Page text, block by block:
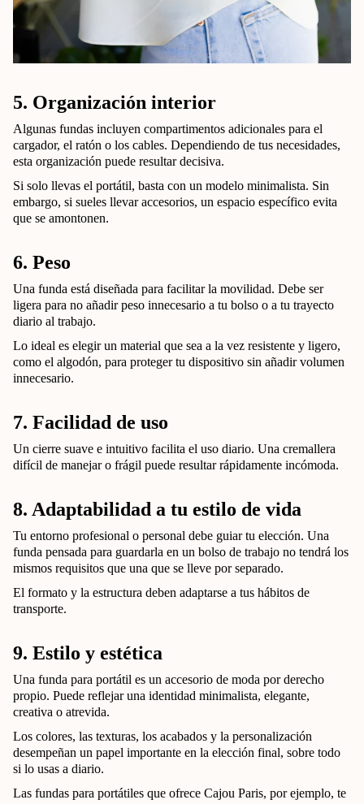
5. Organización interior
Algunas fundas incluyen compartimentos adicionales para el
cargador, el ratón o los cables. Dependiendo de tus necesidades,
esta organización puede resultar decisiva.
Si solo llevas el portátil, basta con un modelo minimalista. Sin
embargo, si sueles llevar accesorios, un espacio específico evita
que se amontonen.
6. Peso
Una funda está diseñada para facilitar la movilidad. Debe ser
ligera para no añadir peso innecesario a tu bolso o a tu trayecto
diario al trabajo.
Lo ideal es elegir un material que sea a la vez resistente y ligero,
como el algodón, para proteger tu dispositivo sin añadir volumen
innecesario.
7. Facilidad de uso
Un cierre suave e intuitivo facilita el uso diario. Una cremallera
difícil de manejar o frágil puede resultar rápidamente incómoda.
8. Adaptabilidad a tu estilo de vida
Tu entorno profesional o personal debe guiar tu elección. Una
funda pensada para guardarla en un bolso de trabajo no tendrá los
mismos requisitos que una que se lleve por separado.
El formato y la estructura deben adaptarse a tus hábitos de
transporte.
9. Estilo y estética
Una funda para portátil es un accesorio de moda por derecho
propio. Puede reflejar una identidad minimalista, elegante,
creativa o atrevida.
Los colores, las texturas, los acabados y la personalización
desempeñan un papel importante en la elección final, sobre todo
si lo usas a diario.
Las fundas para portátiles que ofrece Cajou Paris, por ejemplo, te